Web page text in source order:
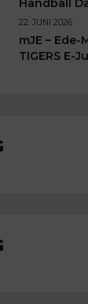
TIGERS
22. JUNI 2026
mJE –
TIGERS E-